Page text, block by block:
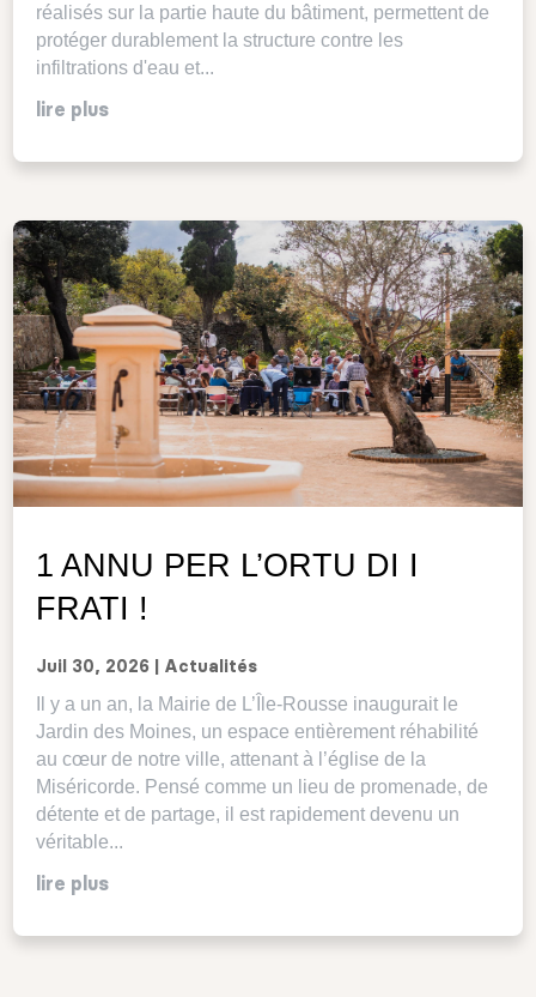
réalisés sur la partie haute du bâtiment, permettent de
protéger durablement la structure contre les
infiltrations d'eau et...
lire plus
1 ANNU PER L’ORTU DI I
FRATI !
Juil 30, 2026 Actualités
Il y a un an, la Mairie de L’Île-Rousse inaugurait le
Jardin des Moines, un espace entièrement réhabilité
au cœur de notre ville, attenant à l’église de la
Miséricorde. Pensé comme un lieu de promenade, de
détente et de partage, il est rapidement devenu un
véritable...
lire plus